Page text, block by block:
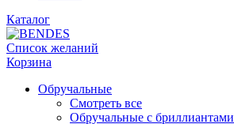
Каталог
Список желаний
Корзина
Обручальные
Смотреть все
Обручальные с бриллиантами